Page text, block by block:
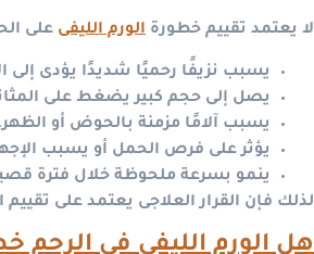
لا يعتمد تقييم خطورة الورم الليفى على
يسبب نزيفًا رحميًا شديدًا يؤدى إلى
يصل إلى حجم كبير يضغط على
يسبب آلامًا مزمنة بالحوض أو
يؤثر على فرص الحمل أو يسبب
ينمو بسرعة ملحوظة خلال فترة
لذلك فإن القرار العلاجى يعتمد على
هل الورم الليفى فى الرحم